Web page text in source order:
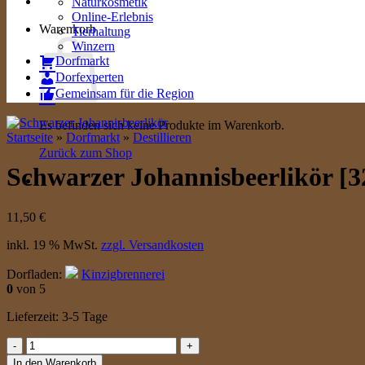
Warenkorb
Es befinden sich keine Produkte im Warenkorb.
Zurück zum Shop
Online-Erlebnis
Tierhaltung
Winzern
Dorfmarkt
Dorfexperten
Gemeinsam für die Region
Startseite » Dorfmarkt » Destillieren
Schwarzer Johannisbeerlikör
11,50 €
inkl. 19 % MwSt. zzgl. Versandkosten
Dorfladen:
Kinzigbrennerei
0 von 5
Lieferzeit: 3-5 Tage
Schwarzer
Johannisbeerlikör